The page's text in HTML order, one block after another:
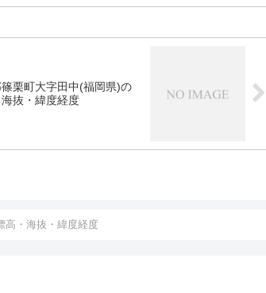
栗町大字田中(福岡県)の
抜・緯度経度
高・海抜・緯度経度